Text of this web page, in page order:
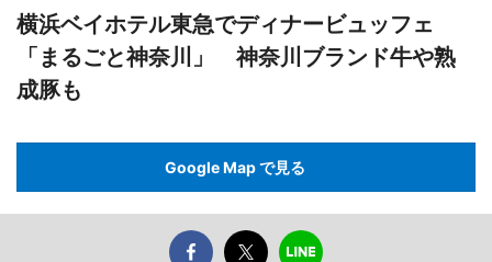
横浜ベイホテル東急でディナービュッフェ
「まるごと神奈川」 神奈川ブランド牛や熟
成豚も
Google Map で見る